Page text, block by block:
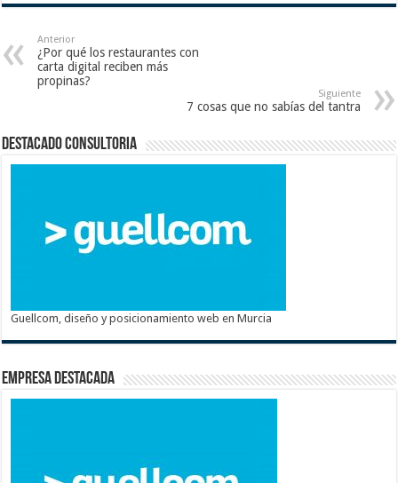
Anterior
¿Por qué los restaurantes con
carta digital reciben más
propinas?
Siguiente
7 cosas que no sabías del tantra
Destacado Consultoria
Guellcom, diseño y posicionamiento web en Murcia
Empresa destacada